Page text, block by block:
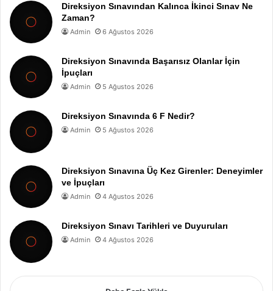
Direksiyon Sınavından Kalınca İkinci Sınav Ne
Zaman?
Admin 6 Ağustos 2026
Direksiyon Sınavında Başarısız Olanlar İçin
İpuçları
Admin 5 Ağustos 2026
Direksiyon Sınavında 6 F Nedir?
Admin 5 Ağustos 2026
Direksiyon Sınavına Üç Kez Girenler: Deneyimler
ve İpuçları
Admin 4 Ağustos 2026
Direksiyon Sınavı Tarihleri ve Duyuruları
Admin 4 Ağustos 2026